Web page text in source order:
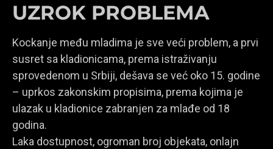
UZROK PROBLEMA
Kockanje među mladima je sve veći problem, a prvi
susret sa kladionicama, prema istraživanju
sprovedenom u Srbiji, dešava se već oko 15. godine
– uprkos zakonskim propisima, prema kojima je
ulazak u kladionice zabranjen za mlađe od 18
godina.
Laka dostupnost, ogroman broj objekata, onlajn